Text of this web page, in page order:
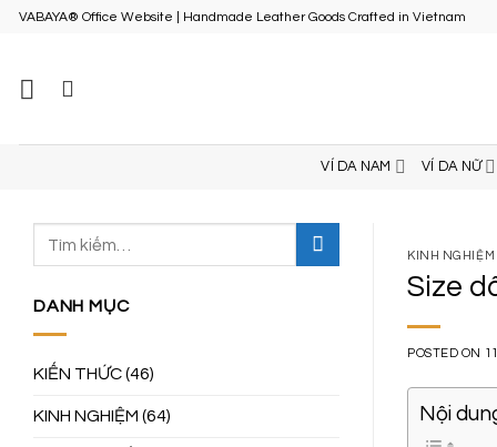
SkipVABAYA® Office Website | Handmade Leather Goods Crafted in Vietnam
VÍ DA NAM VÍ DA NỮ
DANH MỤC
KIẾN THỨC(46)
KINH NGHIỆM (64)
KINH NGHIỆM
Size
POSTED ON
Nội